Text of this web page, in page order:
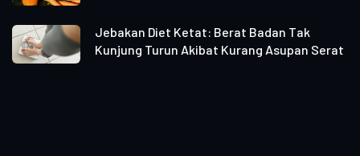
Jebakan Diet Ketat: Berat Badan Tak
Kunjung Turun Akibat Kurang Asupan Serat